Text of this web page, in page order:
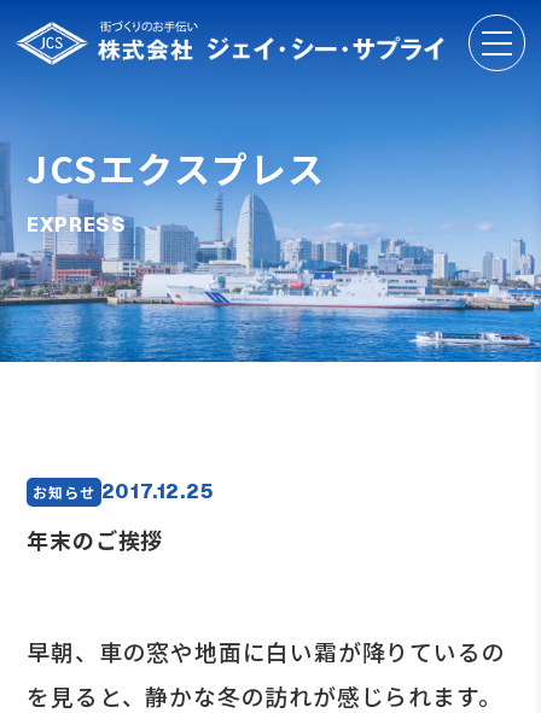
JCSエクスプレス
EXPRESS
お知らせ 2017.12.25
年末のご挨拶
早朝、車の窓や地面に白い霜が降りているの
を見ると、静かな冬の訪れが感じられます。